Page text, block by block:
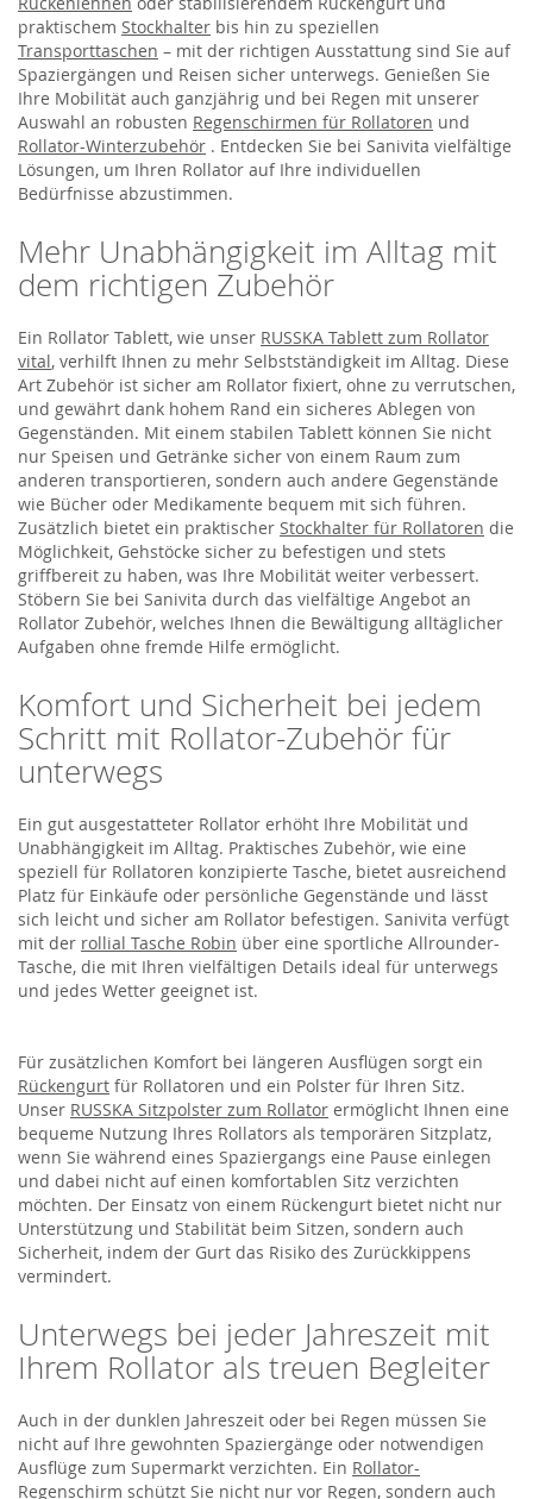
praktischem Stockhalter bis hin zu speziellen
Transporttaschen – mit der richtigen Ausstattung sind Sie auf
Spaziergängen und Reisen sicher unterwegs. Genießen Sie
Ihre Mobilität auch ganzjährig und bei Regen mit unserer
Auswahl an robusten Regenschirmen für Rollatoren und
Rollator-Winterzubehör . Entdecken Sie bei Sanivita vielfältige
Lösungen, um Ihren Rollator auf Ihre individuellen
Bedürfnisse abzustimmen.
Mehr Unabhängigkeit im Alltag mit
dem richtigen Zubehör
Ein Rollator Tablett, wie unser RUSSKA Tablett zum Rollator
vital, verhilft Ihnen zu mehr Selbstständigkeit im Alltag. Diese
Art Zubehör ist sicher am Rollator fixiert, ohne zu verrutschen,
und gewährt dank hohem Rand ein sicheres Ablegen von
Gegenständen. Mit einem stabilen Tablett können Sie nicht
nur Speisen und Getränke sicher von einem Raum zum
anderen transportieren, sondern auch andere Gegenstände
wie Bücher oder Medikamente bequem mit sich führen.
Zusätzlich bietet ein praktischer Stockhalter für Rollatoren die
Möglichkeit, Gehstöcke sicher zu befestigen und stets
griffbereit zu haben, was Ihre Mobilität weiter verbessert.
Stöbern Sie bei Sanivita durch das vielfältige Angebot an
Rollator Zubehör, welches Ihnen die Bewältigung alltäglicher
Aufgaben ohne fremde Hilfe ermöglicht.
Komfort und Sicherheit bei jedem
Schritt mit Rollator-Zubehör für
unterwegs
Ein gut ausgestatteter Rollator erhöht Ihre Mobilität und
Unabhängigkeit im Alltag. Praktisches Zubehör, wie eine
speziell für Rollatoren konzipierte Tasche, bietet ausreichend
Platz für Einkäufe oder persönliche Gegenstände und lässt
sich leicht und sicher am Rollator befestigen. Sanivita verfügt
mit der rollial Tasche Robin über eine sportliche Allrounder-
Tasche, die mit Ihren vielfältigen Details ideal für unterwegs
und jedes Wetter geeignet ist.
Für zusätzlichen Komfort bei längeren Ausflügen sorgt ein
Rückengurt für Rollatoren und ein Polster für Ihren Sitz.
Unser RUSSKA Sitzpolster zum Rollator ermöglicht Ihnen eine
bequeme Nutzung Ihres Rollators als temporären Sitzplatz,
wenn Sie während eines Spaziergangs eine Pause einlegen
und dabei nicht auf einen komfortablen Sitz verzichten
möchten. Der Einsatz von einem Rückengurt bietet nicht nur
Unterstützung und Stabilität beim Sitzen, sondern auch
Sicherheit, indem der Gurt das Risiko des Zurückkippens
vermindert.
Unterwegs bei jeder Jahreszeit mit
Ihrem Rollator als treuen Begleiter
Auch in der dunklen Jahreszeit oder bei Regen müssen Sie
nicht auf Ihre gewohnten Spaziergänge oder notwendigen
Ausflüge zum Supermarkt verzichten. Ein Rollator-
Regenschirm schützt Sie nicht nur vor Regen, sondern auch